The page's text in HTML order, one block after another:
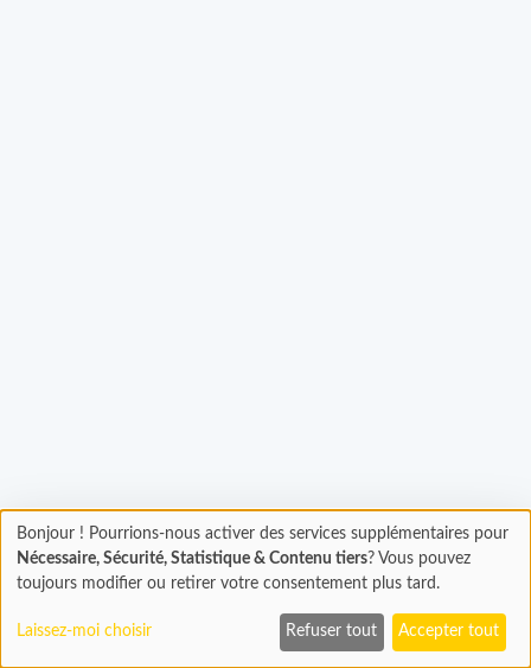
Chargement
En cours...
Bonjour ! Pourrions-nous activer des services supplémentaires pour
Nécessaire, Sécurité, Statistique & Contenu tiers? Vous pouvez
toujours modifier ou retirer votre consentement plus tard.
Laissez-moi choisir Refuser tout Accepter tout